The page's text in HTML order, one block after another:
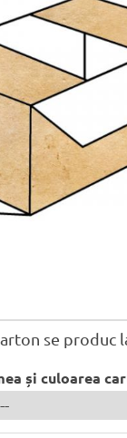
se produc
și culoarea